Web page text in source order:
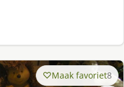
Maak favoriet8